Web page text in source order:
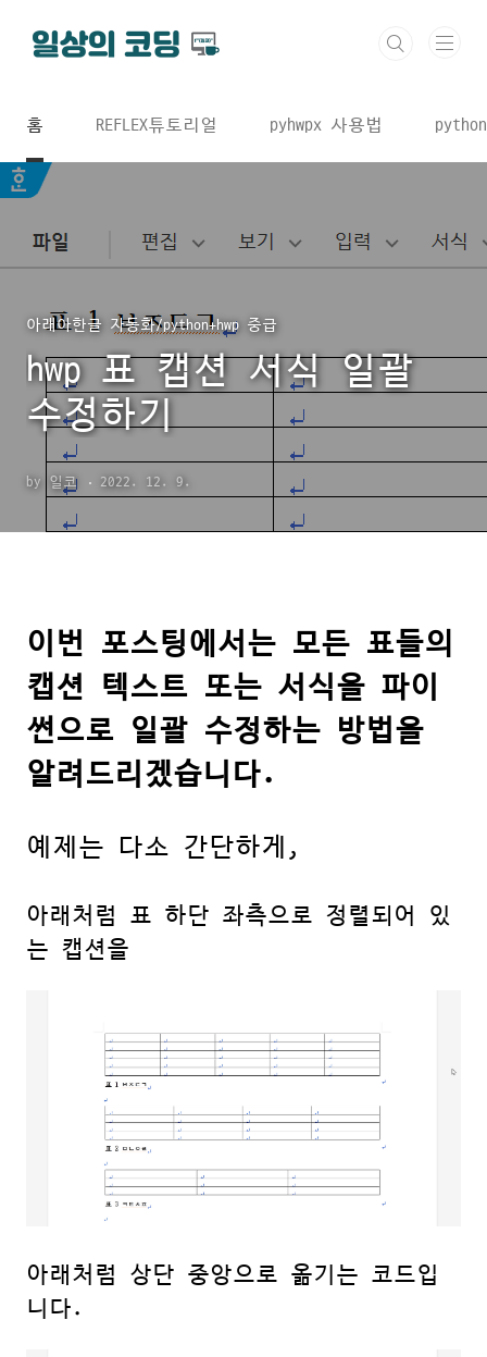
홈 REFLEX튜토리얼 pyhwpx 사용법
아래아한글 자동화/python+hwp 중급
hwp 표 캡션 서식 일괄
수정하기
by 일코 2022. 12. 9.
이번 포스팅에서는 모든 표들의
캡션 텍스트 또는 서식을 파이
썬으로 일괄 수정하는 방법을
알려드리겠습니다.
예제는 다소 간단하게,
아래처럼 표 하단 좌측으로 정렬되어 있
는 캡션을
아래처럼 상단 중앙으로 옮기는 코드입
니다.